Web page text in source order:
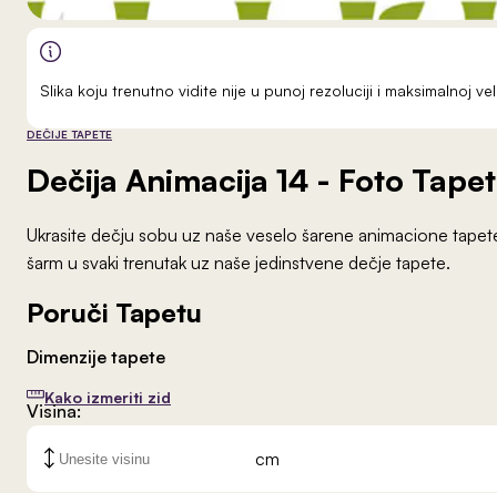
Slika koju trenutno vidite nije u punoj rezoluciji i maksimalnoj
DEČIJE TAPETE
Dečija Animacija 14 - Foto
Ukrasite dečju sobu uz naše veselo šarene animacione
šarm u svaki trenutak uz naše jedinstvene dečje tapete.
Poruči Tapetu
Dimenzije tapete
Kako izmeriti zid
Visina:
cm